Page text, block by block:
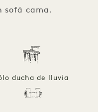
sofá cama.
ducha de lluvia